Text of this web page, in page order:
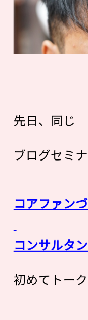
先日、同じ
ブログセミ
コアファン
コンサルタ
初めてトー